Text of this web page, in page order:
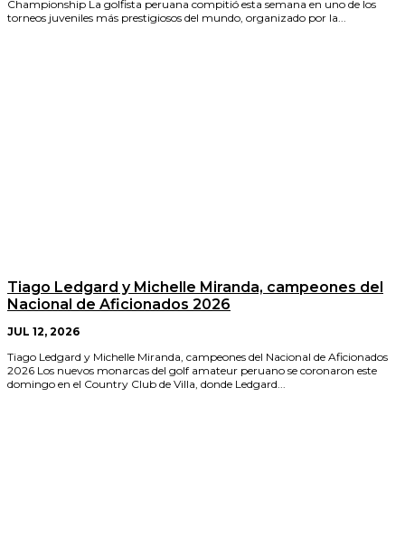
Championship La golfista peruana compitió esta semana en uno de los
torneos juveniles más prestigiosos del mundo, organizado por la...
Tiago Ledgard y Michelle Miranda, campeones del
Nacional de Aficionados 2026
JUL 12, 2026
Tiago Ledgard y Michelle Miranda, campeones del Nacional de Aficionados
2026 Los nuevos monarcas del golf amateur peruano se coronaron este
domingo en el Country Club de Villa, donde Ledgard...